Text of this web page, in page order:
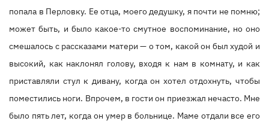
попала в Перловку. Ее отца, моего дедушку, я почти не помню;
может быть, и было какое-то смутное воспоминание, но оно
смешалось с рассказами матери — о том, какой он был худой и
высокий, как наклонял голову, входя к нам в комнату, и как
приставляли стул к дивану, когда он хотел отдохнуть, чтобы
поместились ноги. Впрочем, в гости он приезжал нечасто. Мне
было пять лет, когда он умер в больнице. Маме отдали все его